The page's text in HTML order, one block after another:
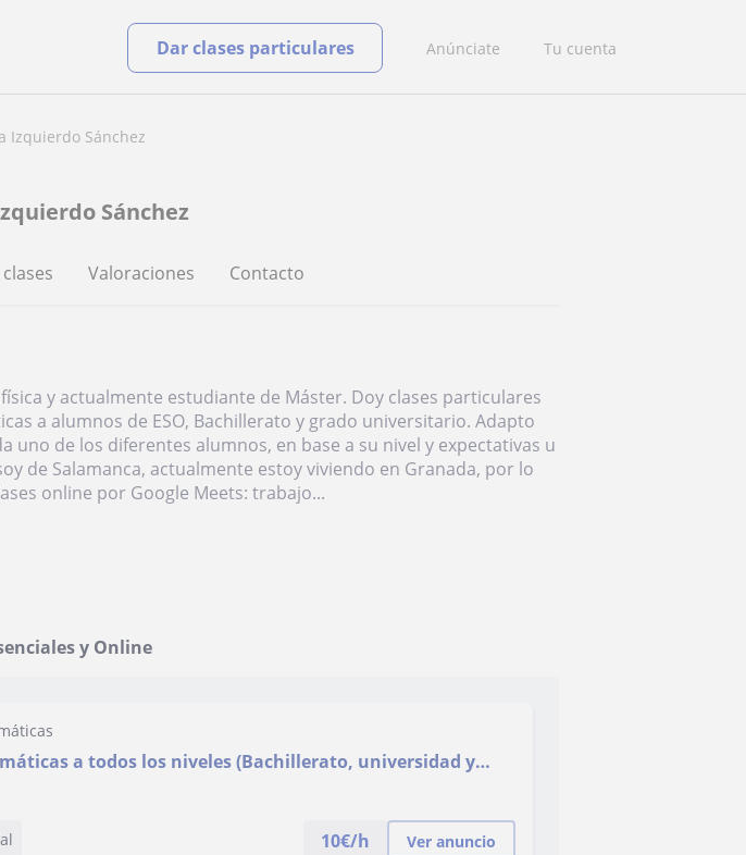
Anúnciate Tu cuenta
Dar clases particulares
Izquierdo Sánchez
Sánchez
Valoraciones Contacto
física y actualmente estudiante de Máster. Doy clases particulares
a alumnos de ESO, Bachillerato y grado universitario. Adapto
uno de los diferentes alumnos, en base a su nivel y expectativas u
de Salamanca, actualmente estoy viviendo en Granada, por lo
online por Google Meets: trabajo...
y Online
a todos los niveles (Bachillerato, universidad y
10€/h Ver anuncio